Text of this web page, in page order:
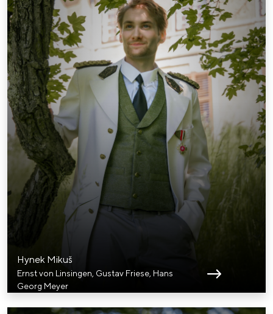
Hynek Mikuš
Ernst von Linsingen, Gustav Friese, Hans
Georg Meyer